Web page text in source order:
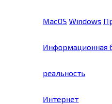
MacOS Windows
Информационная
реальность
Интернет